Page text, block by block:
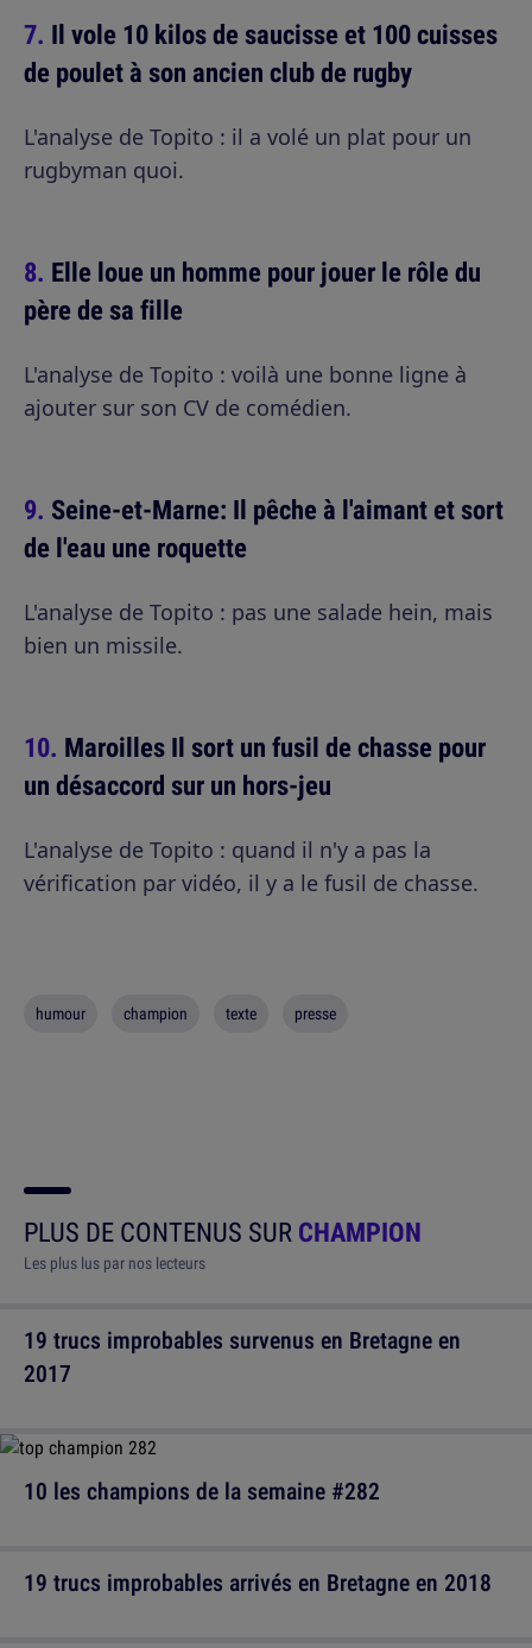
Il vole 10 kilos de saucisse et 100 cuisses
de poulet à son ancien club de rugby
L'analyse de Topito : il a volé un plat pour un
rugbyman quoi.
Elle loue un homme pour jouer le rôle du
père de sa fille
L'analyse de Topito : voilà une bonne ligne à
ajouter sur son CV de comédien.
Seine-et-Marne: Il pêche à l'aimant et sort
de l'eau une roquette
L'analyse de Topito : pas une salade hein, mais
bien un missile.
Maroilles Il sort un fusil de chasse pour
un désaccord sur un hors-jeu
L'analyse de Topito : quand il n'y a pas la
vérification par vidéo, il y a le fusil de chasse.
humour champion texte presse
PLUS DE CONTENUS SURCHAMPION
Les plus lus par nos lecteurs
19 trucs improbables survenus en Bretagne en
2017
19 trucs improbables arrivés en Bretagne en 2018
10 les champions de la semaine #282